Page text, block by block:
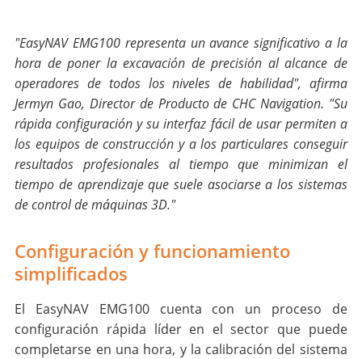
"EasyNAV EMG100 representa un avance significativo a la
hora de poner la excavación de precisión al alcance de
operadores de todos los niveles de habilidad", afirma
Jermyn Gao, Director de Producto de CHC Navigation. "Su
rápida configuración y su interfaz fácil de usar permiten a
los equipos de construcción y a los particulares conseguir
resultados profesionales al tiempo que minimizan el
tiempo de aprendizaje que suele asociarse a los sistemas
de control de máquinas 3D."
Configuración y funcionamiento
simplificados
El EasyNAV EMG100 cuenta con un proceso de
configuración rápida líder en el sector que puede
completarse en una hora, y la calibración del sistema